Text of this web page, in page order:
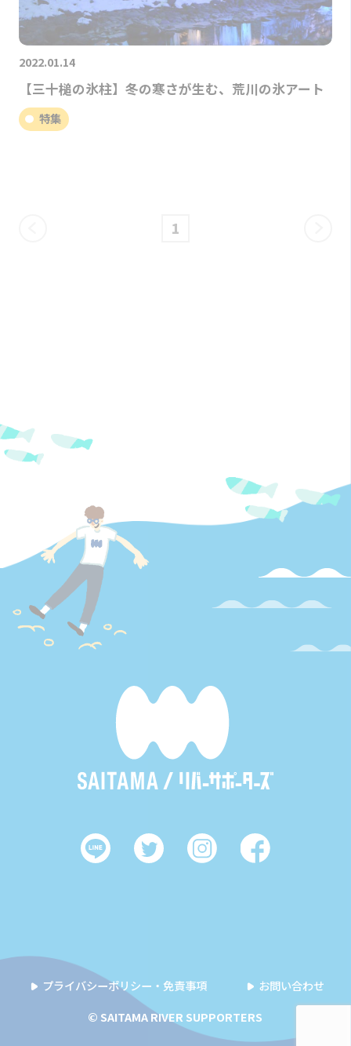
2022.01.14
【三十槌の氷柱】冬の寒さが生む、荒川の氷アート
特集
1
プライバシーポリシー・免責事項
お問い合わせ
© SAITAMA RIVER SUPPORTERS